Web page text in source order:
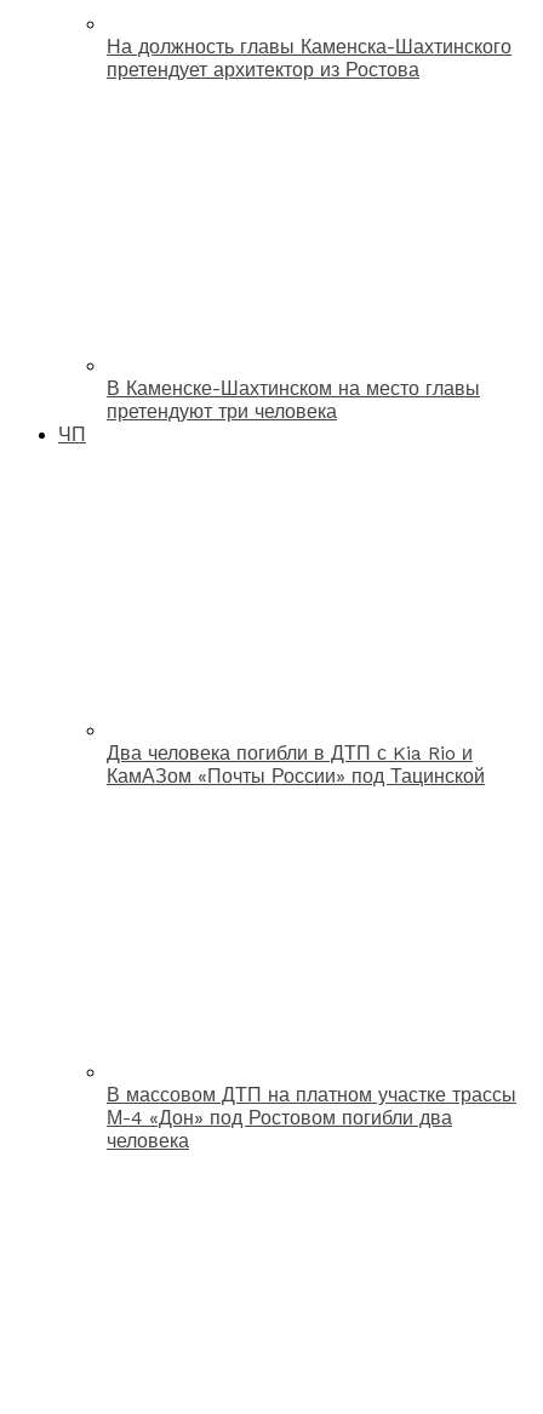
На должность главы Каменска-Шахтинского
претендует архитектор из Ростова
В Каменске-Шахтинском на место главы
претендуют три человека
ЧП
Два человека погибли в ДТП с Kia Rio и
КамАЗом «Почты России» под Тацинской
В массовом ДТП на платном участке трассы
М-4 «Дон» под Ростовом погибли два
человека